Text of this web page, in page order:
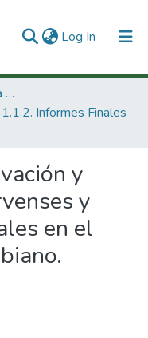
Log In (current)
1. Investigación Financiada con Recursos Públicos
1.1.2. Informes Finales
y
y
en el